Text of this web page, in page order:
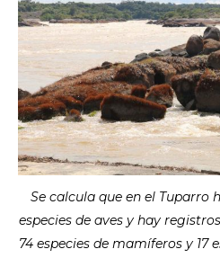
Se calcula que en el Tuparro
especies de aves y hay
74 especies de mamíferos y 17